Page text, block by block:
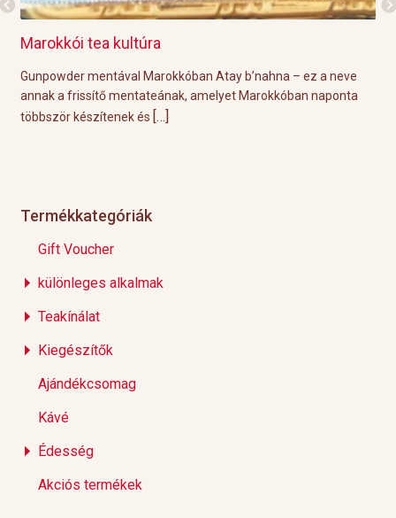
tea kultúra
mentával Marokkóban Atay b’nahna – ez a neve
mentateának, amelyet Marokkóban naponta
és […]
A közelgő indián
tökéletes
Termékkategóriák
Gift Voucher
különleges alkalmak
Teakínálat
Kiegészítők
Ajándékcsomag
Kávé
Édesség
Akciós termékek